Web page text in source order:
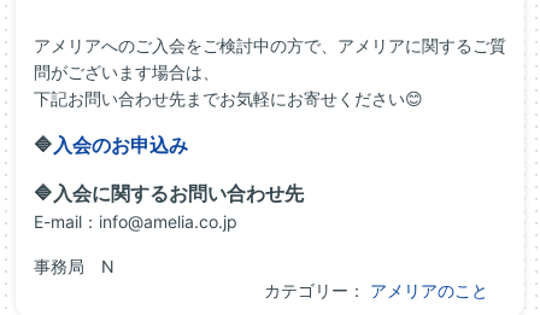
アメリアへのご入会をご検討中の方で、アメリアに関するご質
問がございます場合は、
下記お問い合わせ先までお気軽にお寄せください😊
🔷入会のお申込み
🔷入会に関するお問い合わせ先
E-mail：info@amelia.co.jp
事務局 N
カテゴリー： アメリアのこと